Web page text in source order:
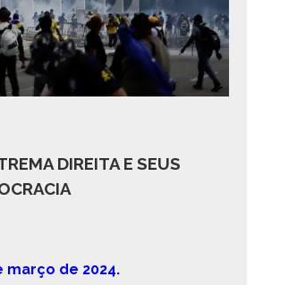
DIREITA E SEUS
março de 2024.